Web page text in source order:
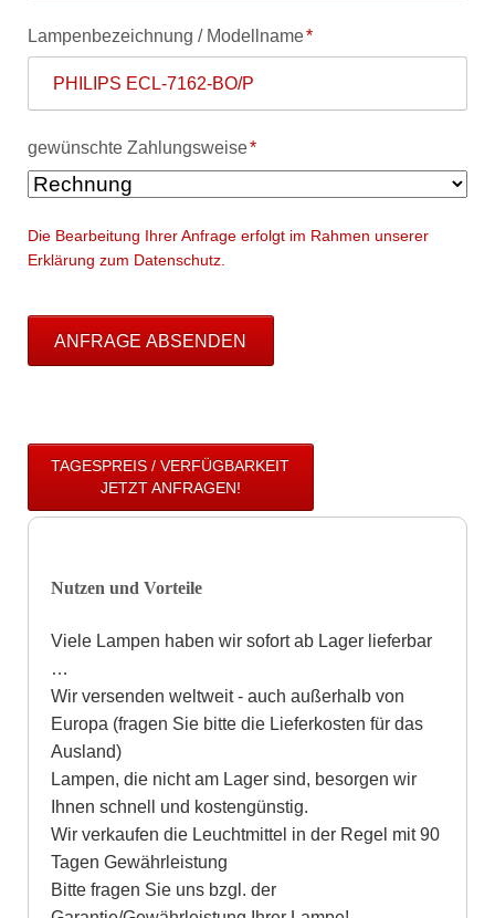
Pflichtfeld
Lampenbezeichnung / Modellname*
Pflichtfeld
gewünschte Zahlungsweise*
Die Bearbeitung Ihrer Anfrage erfolgt im Rahmen unserer
Erklärung zum Datenschutz.
ANFRAGE ABSENDEN
TAGESPREIS / VERFÜGBARKEIT
JETZT ANFRAGEN!
Nutzen und Vorteile
Viele Lampen haben wir sofort ab Lager lieferbar
…
Wir versenden weltweit - auch außerhalb von
Europa (fragen Sie bitte die Lieferkosten für das
Ausland)
Lampen, die nicht am Lager sind, besorgen wir
Ihnen schnell und kostengünstig.
Wir verkaufen die Leuchtmittel in der Regel mit 90
Tagen Gewährleistung
Bitte fragen Sie uns bzgl. der